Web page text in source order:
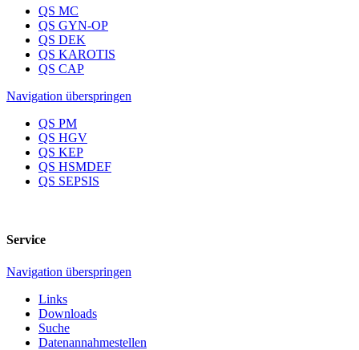
QS MC
QS GYN-OP
QS DEK
QS KAROTIS
QS CAP
Navigation überspringen
QS PM
QS HGV
QS KEP
QS HSMDEF
QS SEPSIS
Service
Navigation überspringen
Links
Downloads
Suche
Datenannahmestellen